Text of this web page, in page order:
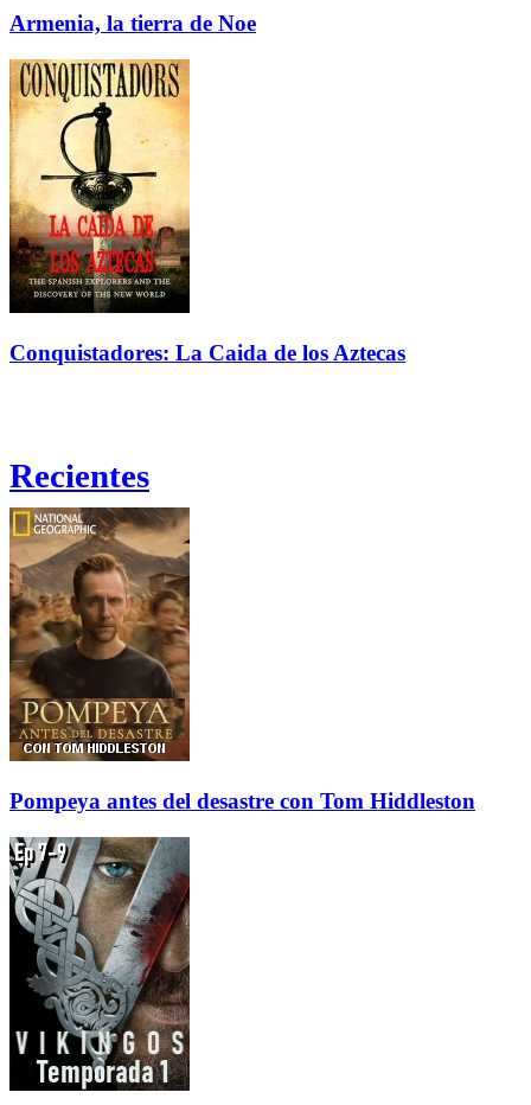
Armenia, la tierra de Noe
Conquistadores: La Caida de los Aztecas
Recientes
Pompeya antes del desastre con Tom Hiddleston